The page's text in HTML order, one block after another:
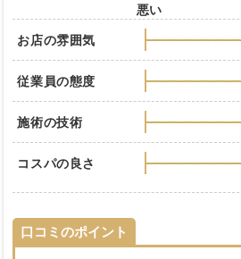
悪い
お店の雰囲気
従業員の態度
施術の技術
コスパの良さ
口コミのポイント